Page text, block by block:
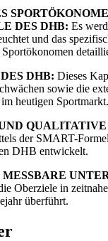
DES DHB: Es
und das
DHB: Dieses
sowie die
heutigen Sportmarkt.
der SMART-
DHB entwickelt.
Oberziele in
überführt.